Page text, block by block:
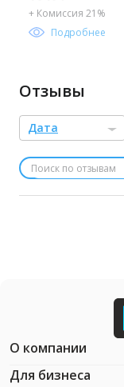
+ Комиссия 21%
Подробнее
Отзывы
Дата
О компании
Для бизнеса